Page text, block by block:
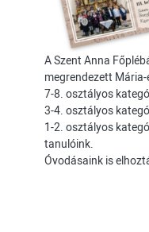
A Szent Anna
megrendezett
7-8. osztályos
3-4. osztályos
1-2. osztályos
tanulóink.
Óvodásaink is